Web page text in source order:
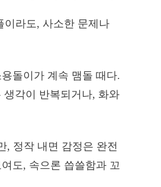
이라도, 사소한 문제나
돌이가 계속 맴돌 때다.
생각이 반복되거나, 화와
, 정작 내면 감정은 완전
도, 속으론 씁쓸함과 꼬